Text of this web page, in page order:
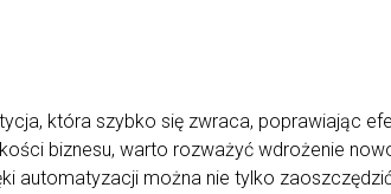
która szybko się zwraca, poprawiając
biznesu, warto rozważyć wdrożenie
automatyzacji można nie tylko